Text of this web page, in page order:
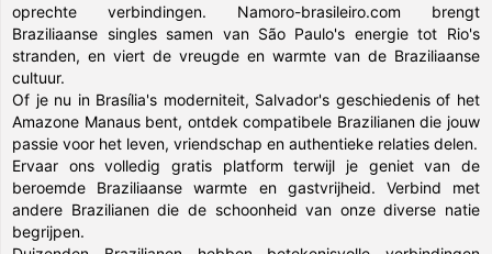
oprechte verbindingen. Namoro-brasileiro.com brengt
Braziliaanse singles samen van São Paulo's energie tot Rio's
stranden, en viert de vreugde en warmte van de Braziliaanse
cultuur.
Of je nu in Brasília's moderniteit, Salvador's geschiedenis of het
Amazone Manaus bent, ontdek compatibele Brazilianen die jouw
passie voor het leven, vriendschap en authentieke relaties delen.
Ervaar ons volledig gratis platform terwijl je geniet van de
beroemde Braziliaanse warmte en gastvrijheid. Verbind met
andere Brazilianen die de schoonheid van onze diverse natie
begrijpen.